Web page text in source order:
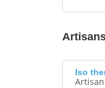
Iso
Artisan